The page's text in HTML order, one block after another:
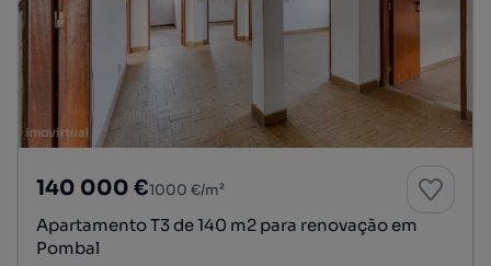
140 000 €1000 €/m²
Apartamento T3 de 140 m2 para renovação em
Pombal